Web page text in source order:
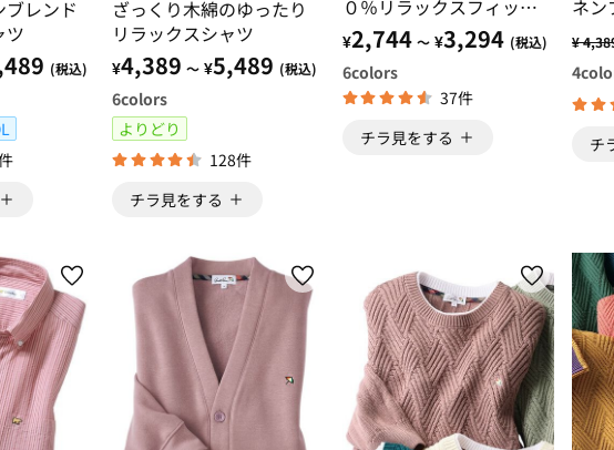
ブレンド
ツ
(税込)
ざっくり木綿のゆったり
リラックスシャツ
¥4,389 ～ ¥5,489 (税込)
6colors
よりどり
128件
チラ見をする
０％リラックスフィット
５分袖Ｔシャツ
¥2,744 ～ ¥3,294 (税込)
6colors
37件
チラ見をする
ネン
ポロ
¥
4
チ